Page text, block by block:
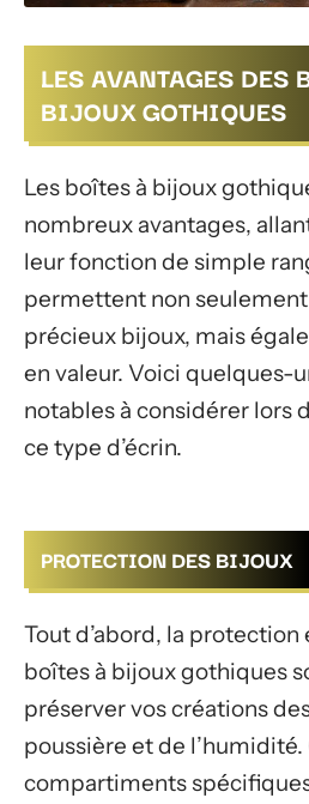
LES AVANTAGES DES
BIJOUX GOTHIQUES
Les boîtes à bijoux
nombreux avantages,
leur fonction de simple
permettent non
précieux bijoux, mais
en valeur. Voici quelques-
notables à considérer lors
ce type d’écrin.
PROTECTION DES BIJOUX
Tout d’abord, la
boîtes à bijoux gothiques
préserver vos créations
poussière et de l’humidité.
compartiments